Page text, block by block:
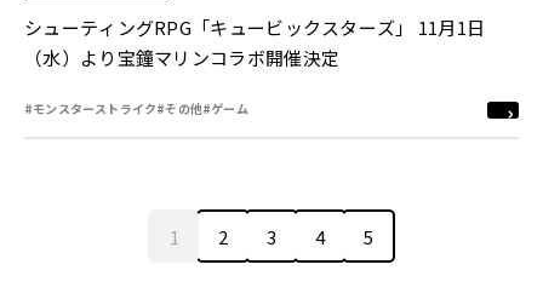
シューティングRPG「キュービックスターズ」 11月1日
（水）より宝鐘マリンコラボ開催決定
#モンスターストライク#その他#ゲーム
1 2 3 4 5